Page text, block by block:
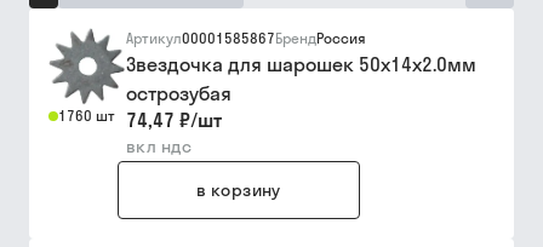
1760 шт
Артикул00001585867БрендРоссия
Звездочка для шарошек 50х14х2.0мм
острозубая
74,47 ₽/шт
вкл ндс
в корзину